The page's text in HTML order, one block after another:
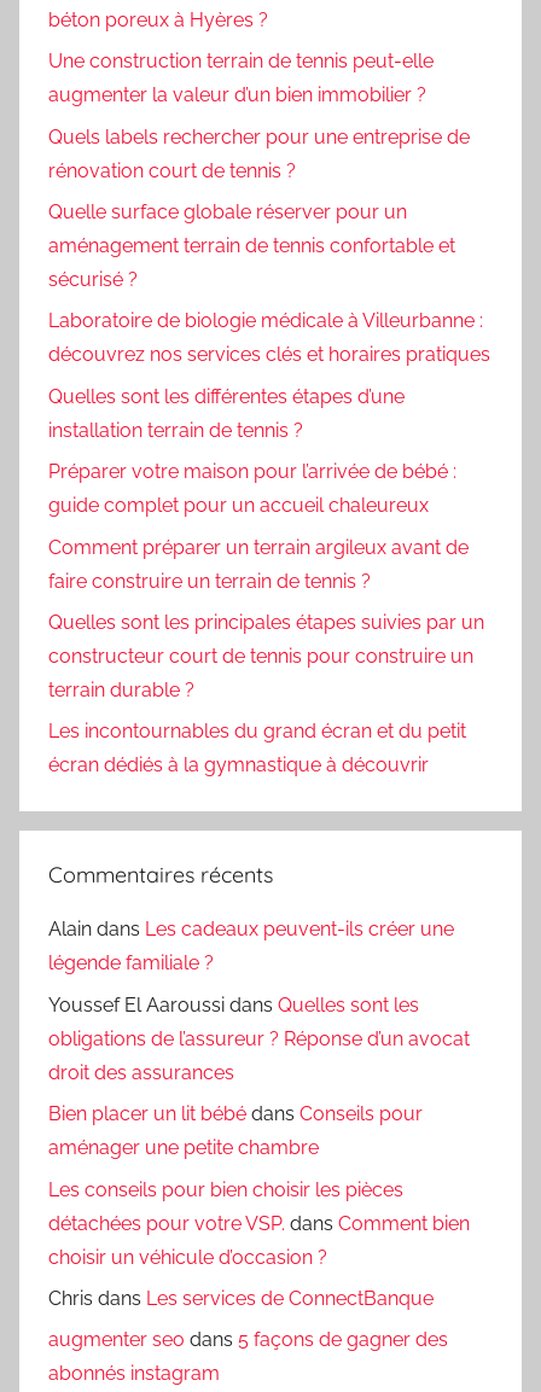
béton poreux à Hyères ?
Une construction terrain de tennis peut-elle
augmenter la valeur d’un bien immobilier ?
Quels labels rechercher pour une entreprise de
rénovation court de tennis ?
Quelle surface globale réserver pour un
aménagement terrain de tennis confortable et
sécurisé ?
Laboratoire de biologie médicale à Villeurbanne :
découvrez nos services clés et horaires pratiques
Quelles sont les différentes étapes d’une
installation terrain de tennis ?
Préparer votre maison pour l’arrivée de bébé :
guide complet pour un accueil chaleureux
Comment préparer un terrain argileux avant de
faire construire un terrain de tennis ?
Quelles sont les principales étapes suivies par un
constructeur court de tennis pour construire un
terrain durable ?
Les incontournables du grand écran et du petit
écran dédiés à la gymnastique à découvrir
Commentaires récents
Alain dans Les cadeaux peuvent-ils créer une
légende familiale ?
Youssef El Aaroussi dans Quelles sont les
obligations de l’assureur ? Réponse d’un avocat
droit des assurances
Bien placer un lit bébé dans Conseils pour
aménager une petite chambre
Les conseils pour bien choisir les pièces
détachées pour votre VSP. dans Comment bien
choisir un véhicule d’occasion ?
Chris dans Les services de ConnectBanque
augmenter seo dans 5 façons de gagner des
abonnés instagram